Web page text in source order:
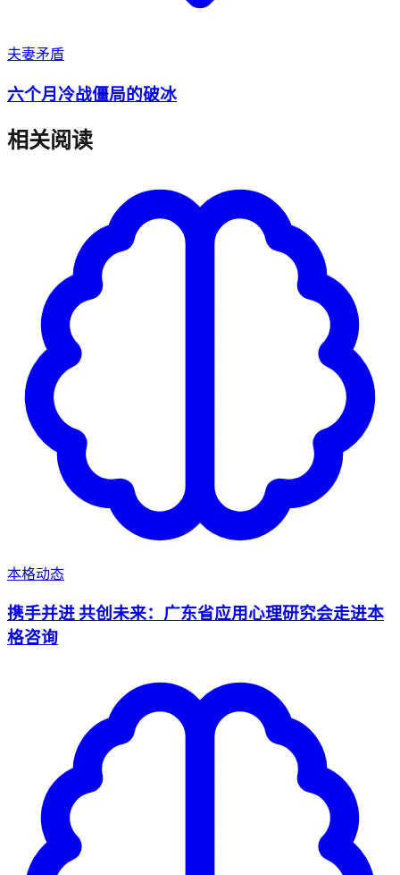
夫妻矛盾
六个月冷战僵局的破冰
相关阅读
本格动态
携手并进 共创未来：广东省应用心理研究会走进本
格咨询